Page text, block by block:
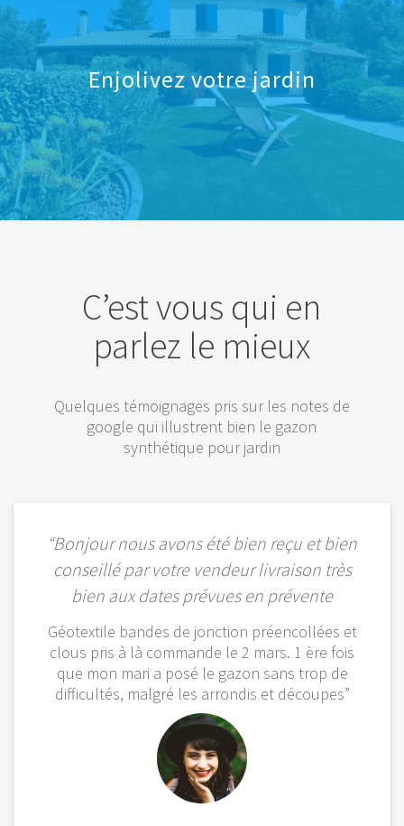
Enjolivez votre jardin
C’est vous qui en
parlez le mieux
Quelques témoignages pris sur les notes de
google qui illustrent bien le gazon
synthétique pour jardin
“Bonjour nous avons été bien reçu et bien
conseillé par votre vendeur livraison très
bien aux dates prévues en prévente
Géotextile bandes de jonction préencollées et
clous pris à là commande le 2 mars. 1 ère fois
que mon mari a posé le gazon sans trop de
difficultés, malgré les arrondis et découpes”